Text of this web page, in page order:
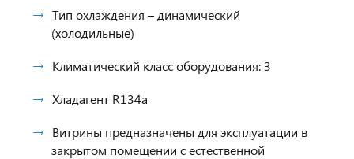
Тип охлаждения – динамический
(холодильные)
Климатический класс оборудования: 3
Хладагент R134a
Витрины предназначены для эксплуатации в
закрытом помещении с естественной